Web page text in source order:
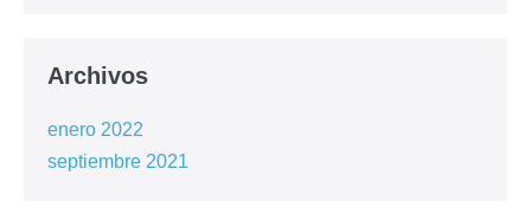
Archivos
enero 2022
septiembre 2021